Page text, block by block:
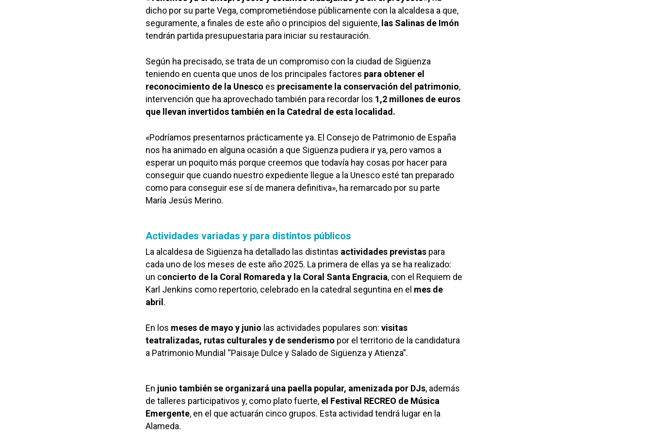
dicho por su parte Vega, comprometiéndose públicamente con la alcaldesa a que,
seguramente, a finales de este año o principios del siguiente, las Salinas de Imón
tendrán partida presupuestaria para iniciar su restauración.
Según ha precisado, se trata de un compromiso con la ciudad de Sigüenza
teniendo en cuenta que unos de los principales factores para obtener el
reconocimiento de la Unesco es precisamente la conservación del patrimonio,
intervención que ha aprovechado también para recordar los 1,2 millones de euros
que llevan invertidos también en la Catedral de esta localidad.
«Podríamos presentarnos prácticamente ya. El Consejo de Patrimonio de España
nos ha animado en alguna ocasión a que Sigüenza pudiera ir ya, pero vamos a
esperar un poquito más porque creemos que todavía hay cosas por hacer para
conseguir que cuando nuestro expediente llegue a la Unesco esté tan preparado
como para conseguir ese sí de manera definitiva», ha remarcado por su parte
María Jesús Merino.
Actividades variadas y para distintos públicos
La alcaldesa de Sigüenza ha detallado las distintas actividades previstas para
cada uno de los meses de este año 2025. La primera de ellas ya se ha realizado:
un concierto de la Coral Romareda y la Coral Santa Engracia, con el Requiem de
Karl Jenkins como repertorio, celebrado en la catedral seguntina en el mes de
abril .
En los meses de mayo y junio las actividades populares son: visitas
teatralizadas, rutas culturales y de senderismo por el territorio de la candidatura
a Patrimonio Mundial “Paisaje Dulce y Salado de Sigüenza y Atienza”.
En junio también se organizará una paella popular, amenizada por DJs, además
de talleres participativos y, como plato fuerte, el Festival RECREO de Música
Emergente, en el que actuarán cinco grupos. Esta actividad tendrá lugar en la
Alameda.